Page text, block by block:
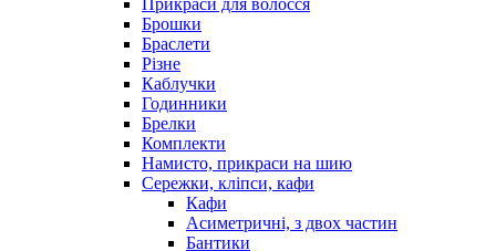
Брошки
Браслети
Різне
Каблучки
Годинники
Брелки
Комплекти
Намисто, прикраси на шию
Сережки, кліпси, кафи
Кафи
Асиметричні, з двох частин
Бантики